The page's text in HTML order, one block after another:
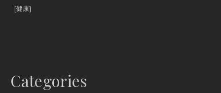
[健康]
Categories